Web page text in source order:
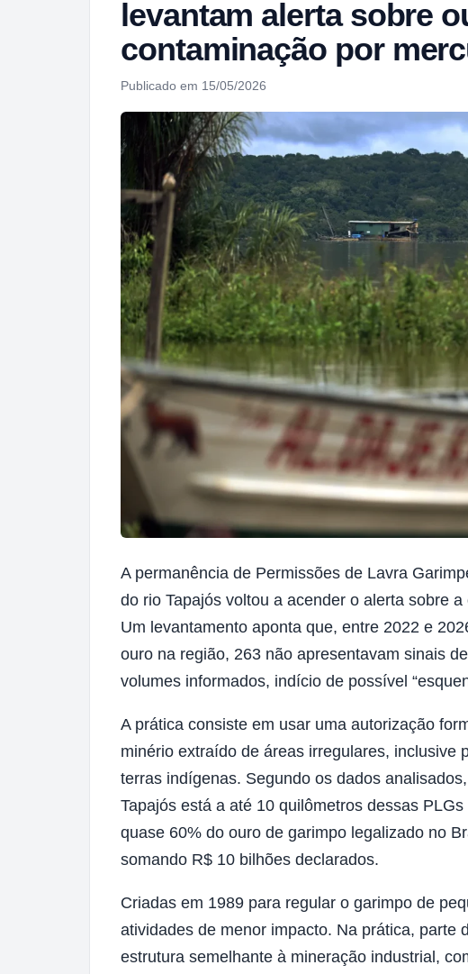
levantam alerta sobre
contaminação por
Publicado em 15/05/2026
A permanência de Permissões de Lavra
do rio Tapajós voltou a acender o alerta sobre
Um levantamento aponta que, entre 2022 e
ouro na região, 263 não apresentavam sinais
volumes informados, indício de possível
A prática consiste em usar uma autorização
minério extraído de áreas irregulares, inclusive
terras indígenas. Segundo os dados
Tapajós está a até 10 quilômetros dessas
quase 60% do ouro de garimpo legalizado no
somando R$ 10 bilhões declarados.
Criadas em 1989 para regular o garimpo de
atividades de menor impacto. Na prática, parte
estrutura semelhante à mineração industrial,